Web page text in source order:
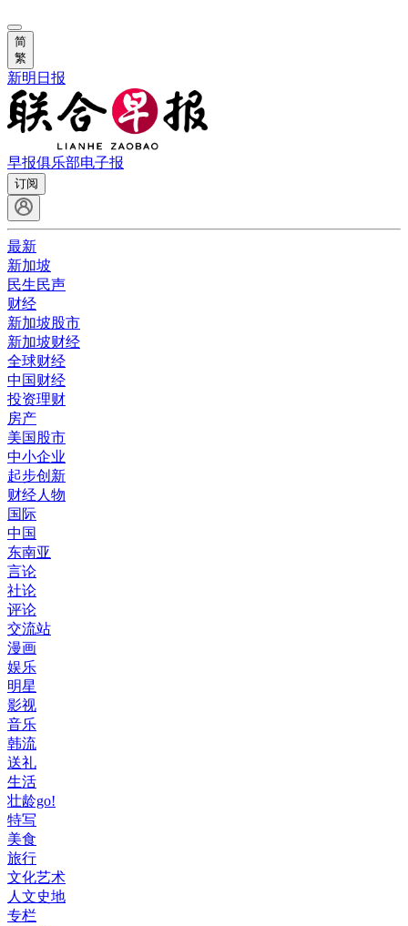
简
繁
新明日报
早报俱乐部电子报
订阅
最新
新加坡
民生民声
财经
新加坡股市
新加坡财经
全球财经
中国财经
投资理财
房产
美国股市
中小企业
起步创新
财经人物
国际
中国
东南亚
言论
社论
评论
交流站
漫画
娱乐
明星
影视
音乐
韩流
送礼
生活
壮龄go!
特写
美食
旅行
文化艺术
人文史地
专栏